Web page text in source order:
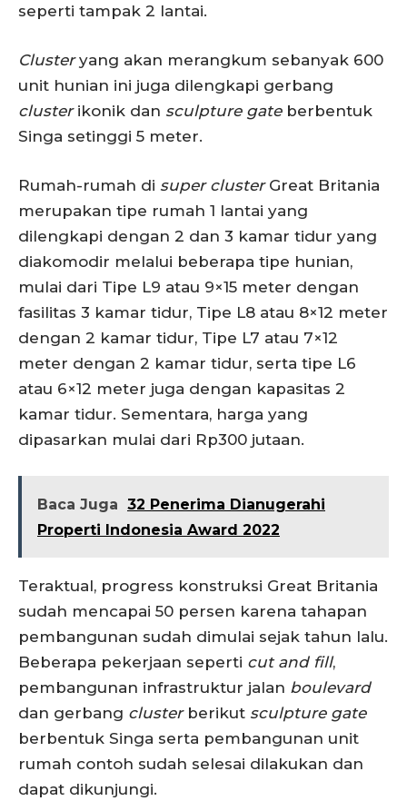
seperti tampak 2 lantai.
Clusteryang akan merangkum sebanyak 600
unit hunian ini juga dilengkapi gerbang
clusterikonik dan sculpture gateberbentuk
Singa setinggi 5 meter.
Rumah-rumah di super clusterGreat Britania
merupakan tipe rumah 1 lantai yang
dilengkapi dengan 2 dan 3 kamar tidur yang
diakomodir melalui beberapa tipe hunian,
mulai dari Tipe L9 atau 9×15 meter dengan
fasilitas 3 kamar tidur, Tipe L8 atau 8×12 meter
dengan 2 kamar tidur, Tipe L7 atau 7×12
meter dengan 2 kamar tidur, serta tipe L6
atau 6×12 meter juga dengan kapasitas 2
kamar tidur. Sementara, harga yang
dipasarkan mulai dari Rp300 jutaan.
Baca Juga 32 Penerima Dianugerahi
Properti Indonesia Award 2022
Teraktual, progress konstruksi Great Britania
sudah mencapai 50 persen karena tahapan
pembangunan sudah dimulai sejak tahun lalu.
Beberapa pekerjaan seperti cut and fill,
pembangunan infrastruktur jalan boulevard
dan gerbang clusterberikut sculpture gate
berbentuk Singa serta pembangunan unit
rumah contoh sudah selesai dilakukan dan
dapat dikunjungi.